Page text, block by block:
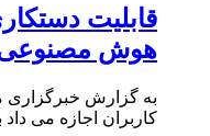
قابلیت
هوش مصنوعی
به گزارش خبرگزاری
کاربران اجازه می داد